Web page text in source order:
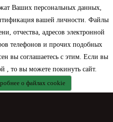
Ваших персональных данных,
вашей личности. Файлы
отчества, адресов электронной
телефонов и прочих подобных
вы соглашаетесь с этим. Если вы
, то вы можете покинуть сайт.
о файлах cookie